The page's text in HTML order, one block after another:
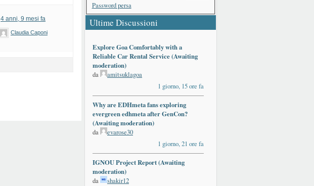
4 anni, 9 mesi fa
Claudia Caponi
Password persa
Ultime Discussioni
Explore Goa Comfortably with a
Reliable Car Rental Service (Awaiting
moderation)
da
amitsuklagoa
1 giorno, 15 ore fa
Why are EDHmeta fans exploring
evergreen edhmeta after GenCon?
(Awaiting moderation)
da
evarose30
1 giorno, 21 ore fa
IGNOU Project Report (Awaiting
moderation)
da
shakir12